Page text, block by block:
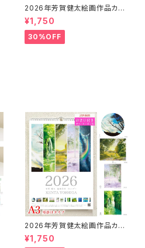
2026年芳賀健太絵画作品カレ
ンダー（壁掛けA3）※おまけの
ポストカード付き
¥1,750
30%OFF
2026年芳賀健太絵画作品カレ
ンダー（壁掛けA3）※おまけの
ポストカード付き
¥1,750